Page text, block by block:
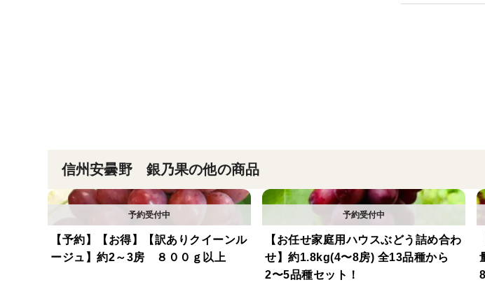
ます。
※贈答用の梱包
信州安曇野 銀乃果の他の商品
【予約】【お得】【訳ありクイーンル
ージュ】約2～3房 ８００ｇ以上
【お任せ家庭用ハウスぶどう詰め合わ
せ】約1.8kg(4〜8房) 全13品種から
2〜5品種セット！